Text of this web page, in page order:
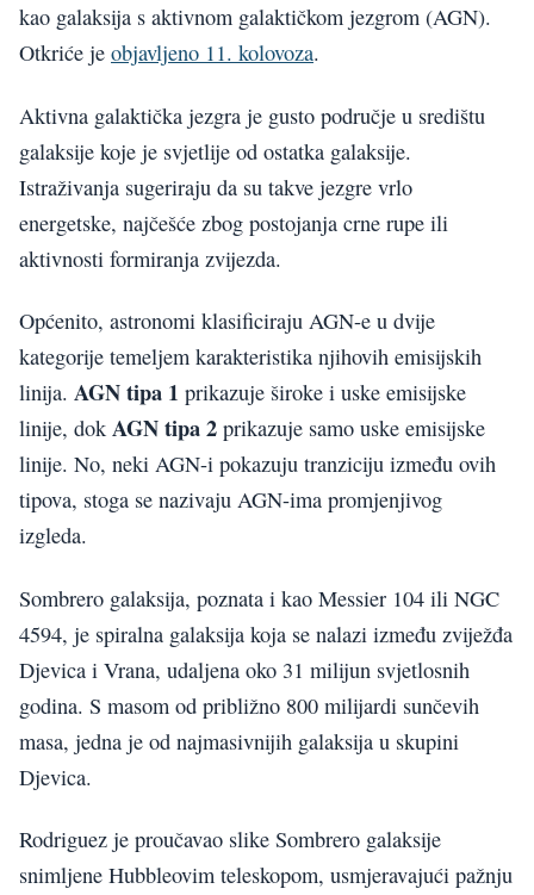
kao galaksija s aktivnom galaktičkom jezgrom (AGN).
Otkriće je objavljeno 11. kolovoza.
Aktivna galaktička jezgra je gusto područje u središtu
galaksije koje je svjetlije od ostatka galaksije.
Istraživanja sugeriraju da su takve jezgre vrlo
energetske, najčešće zbog postojanja crne rupe ili
aktivnosti formiranja zvijezda.
Općenito, astronomi klasificiraju AGN-e u dvije
kategorije temeljem karakteristika njihovih emisijskih
linija. AGN tipa 1 prikazuje široke i uske emisijske
linije, dok AGN tipa 2 prikazuje samo uske emisijske
linije. No, neki AGN-i pokazuju tranziciju između ovih
tipova, stoga se nazivaju AGN-ima promjenjivog
izgleda.
Sombrero galaksija, poznata i kao Messier 104 ili NGC
4594, je spiralna galaksija koja se nalazi između zviježđa
Djevica i Vrana, udaljena oko 31 milijun svjetlosnih
godina. S masom od približno 800 milijardi sunčevih
masa, jedna je od najmasivnijih galaksija u skupini
Djevica.
Rodriguez je proučavao slike Sombrero galaksije
snimljene Hubbleovim teleskopom, usmjeravajući pažnju